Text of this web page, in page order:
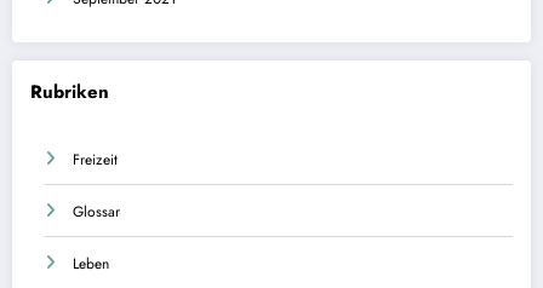
Rubriken
Freizeit
Glossar
Leben